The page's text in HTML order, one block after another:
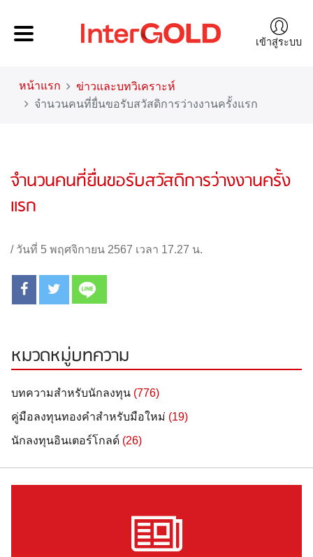
เข้าสู่ระบบ
หน้าแรก
ข่าวและบทวิเคราะห์
จำนวนคนที่ยื่นขอรับสวัสดิการว่างงานครั้งแรก
จำนวนคนที่ยื่นขอรับสวัสดิการว่างงานครั้ง
แรก
/ วันที่ 5 พฤศจิกายน 2567 เวลา 17.27 น.
หมวดหมู่บทความ
บทความสำหรับนักลงทุน (776)
คู่มือลงทุนทองคำสำหรับมือใหม่ (19)
นักลงทุนอินเตอร์โกลด์ (26)